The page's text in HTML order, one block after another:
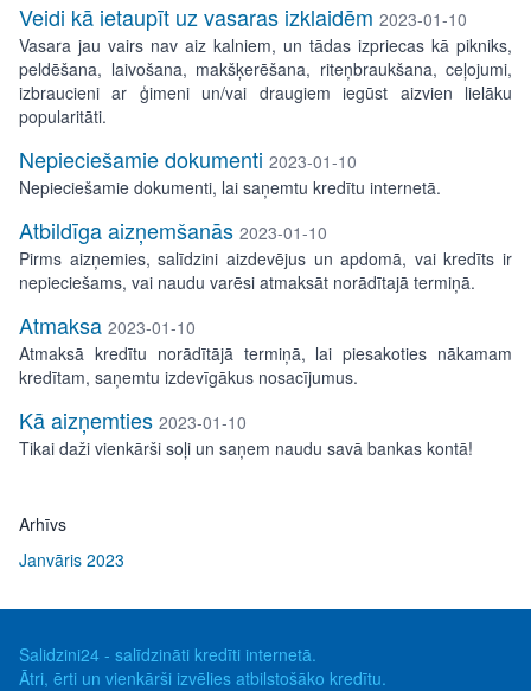
Veidi kā ietaupīt uz vasaras izklaidēm 2023-01-10
Vasara jau vairs nav aiz kalniem, un tādas izpriecas kā pikniks,
peldēšana, laivošana, makšķerēšana, riteņbraukšana, ceļojumi,
izbraucieni ar ģimeni un/vai draugiem iegūst aizvien lielāku
popularitāti.
Nepieciešamie dokumenti 2023-01-10
Nepieciešamie dokumenti, lai saņemtu kredītu internetā.
Atbildīga aizņemšanās 2023-01-10
Pirms aizņemies, salīdzini aizdevējus un apdomā, vai kredīts ir
nepieciešams, vai naudu varēsi atmaksāt norādītajā termiņā.
Atmaksa 2023-01-10
Atmaksā kredītu norādītājā termiņā, lai piesakoties nākamam
kredītam, saņemtu izdevīgākus nosacījumus.
Kā aizņemties 2023-01-10
Tikai daži vienkārši soļi un saņem naudu savā bankas kontā!
Arhīvs
Janvāris 2023
Salidzini24 - salīdzināti kredīti internetā.
Ātri, ērti un vienkārši izvēlies atbilstošāko kredītu.